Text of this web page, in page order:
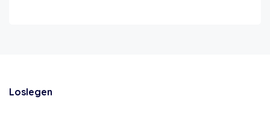
Loslegen